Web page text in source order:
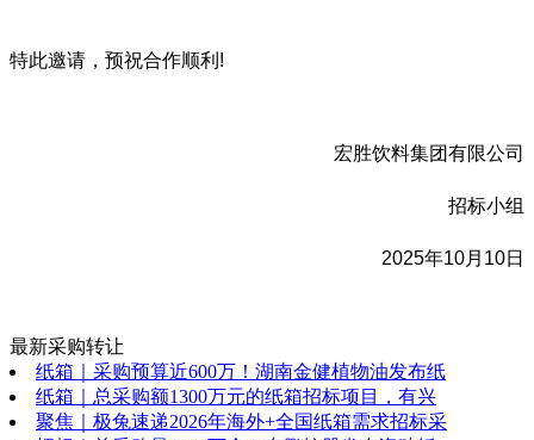
特此邀请，预祝合作顺利!
宏胜饮料集团有限公司
招标小组
2025年10月10日
最新采购转让
纸箱｜采购预算近600万！湖南金健植物油发布纸
纸箱｜总采购额1300万元的纸箱招标项目，有兴
聚焦｜极兔速递2026年海外+全国纸箱需求招标采